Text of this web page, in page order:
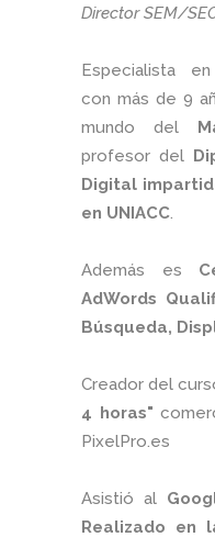
Director SEM/
Especialista
con más de 9
mundo del
profesor del
Digital
en UNIACC.
Además es
AdWords
Búsqueda,
Creador del
4 horas"
PixelPro.es
Asistió al
Realizado en